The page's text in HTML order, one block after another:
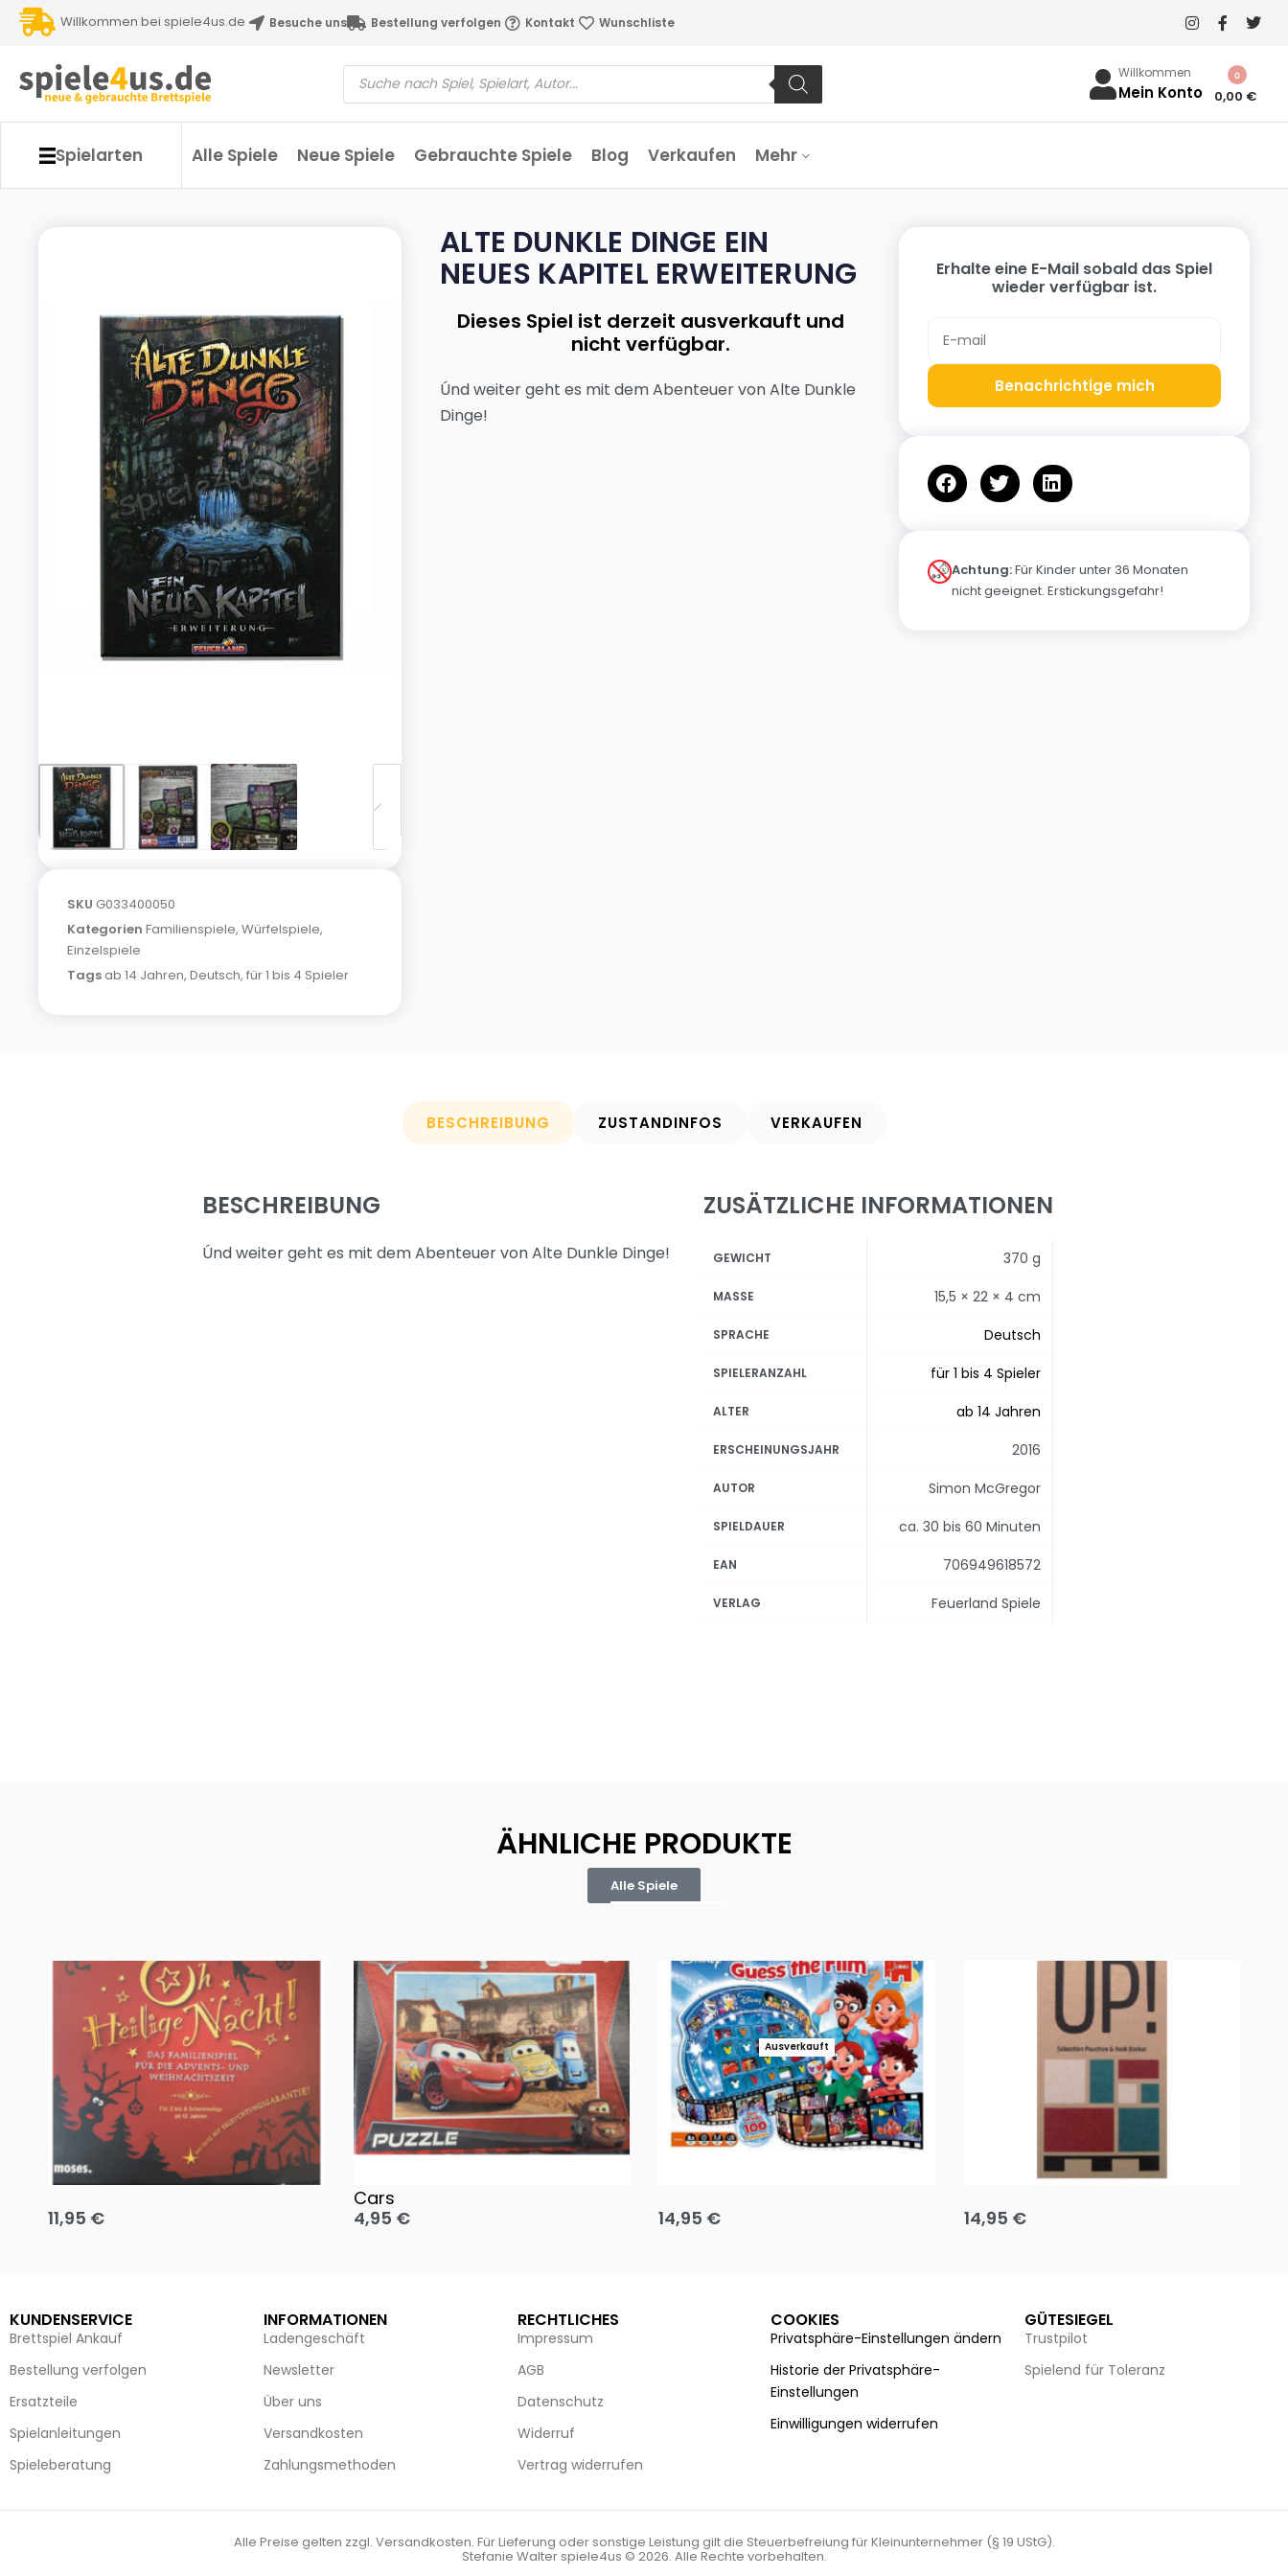
Willkommen bei spiele4us.de Besuche uns Bestellung verfolgen Kontakt Wunschliste
Willkommen
Mein Konto 0,00 €
0
Spielarten Alle Spiele Neue Spiele Gebrauchte Spiele Blog Verkaufen Mehr
SKU G033400050
Kategorien Familienspiele, Würfelspiele,
Einzelspiele
Tags ab 14 Jahren, Deutsch, für 1 bis 4 Spieler
ALTE DUNKLE DINGE EIN
NEUES KAPITEL ERWEITERUNG
Dieses Spiel ist derzeit ausverkauft und
nicht verfügbar.
Únd weiter geht es mit dem Abenteuer von Alte Dunkle
Dinge!
Erhalte eine E-Mail sobald das Spiel
wieder verfügbar ist.
Benachrichtige mich
Achtung:Für Kinder unter 36 Monaten
nicht geeignet. Erstickungsgefahr!
BESCHREIBUNG ZUSTANDINFOS VERKAUFEN
BESCHREIBUNG
Únd weiter geht es mit dem Abenteuer von Alte Dunkle Dinge!
ZUSÄTZLICHE INFORMATIONEN
GEWICHT 370 g
MASSE 15,5 × 22 × 4 cm
SPRACHE Deutsch
SPIELERANZAHL für 1 bis 4 Spieler
ALTER ab 14 Jahren
ERSCHEINUNGSJAHR 2016
AUTOR Simon McGregor
SPIELDAUER ca. 30 bis 60 Minuten
EAN 706949618572
VERLAG Feuerland Spiele
ÄHNLICHE PRODUKTE
Alle Spiele
Oh, heilige Nacht!
11,95 €
Cars
4,95 €
Ausverkauft
14,95 €
Team up
14,95 €
KUNDENSERVICE
Brettspiel Ankauf
Bestellung verfolgen
Ersatzteile
Spielanleitungen
Spieleberatung
INFORMATIONEN
Ladengeschäft
Newsletter
Über uns
Versandkosten
Zahlungsmethoden
RECHTLICHES
Impressum
AGB
Datenschutz
Widerruf
Vertrag widerrufen
COOKIES
Privatsphäre-Einstellungen ändern
Historie der Privatsphäre-
Einstellungen
Einwilligungen widerrufen
GÜTESIEGEL
Trustpilot
Spielend für Toleranz
Alle Preise gelten zzgl. Versandkosten. Für Lieferung oder sonstige Leistung gilt die Steuerbefreiung für Kleinunternehmer (§ 19 UStG).
Stefanie Walter spiele4us © 2026. Alle Rechte vorbehalten.